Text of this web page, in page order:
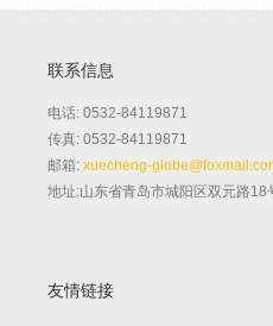
联系信息
电话: 0532-84119871
传真: 0532-84119871
邮箱: xuecheng-
地址:山东省青岛市城阳区双元路18
友情链接